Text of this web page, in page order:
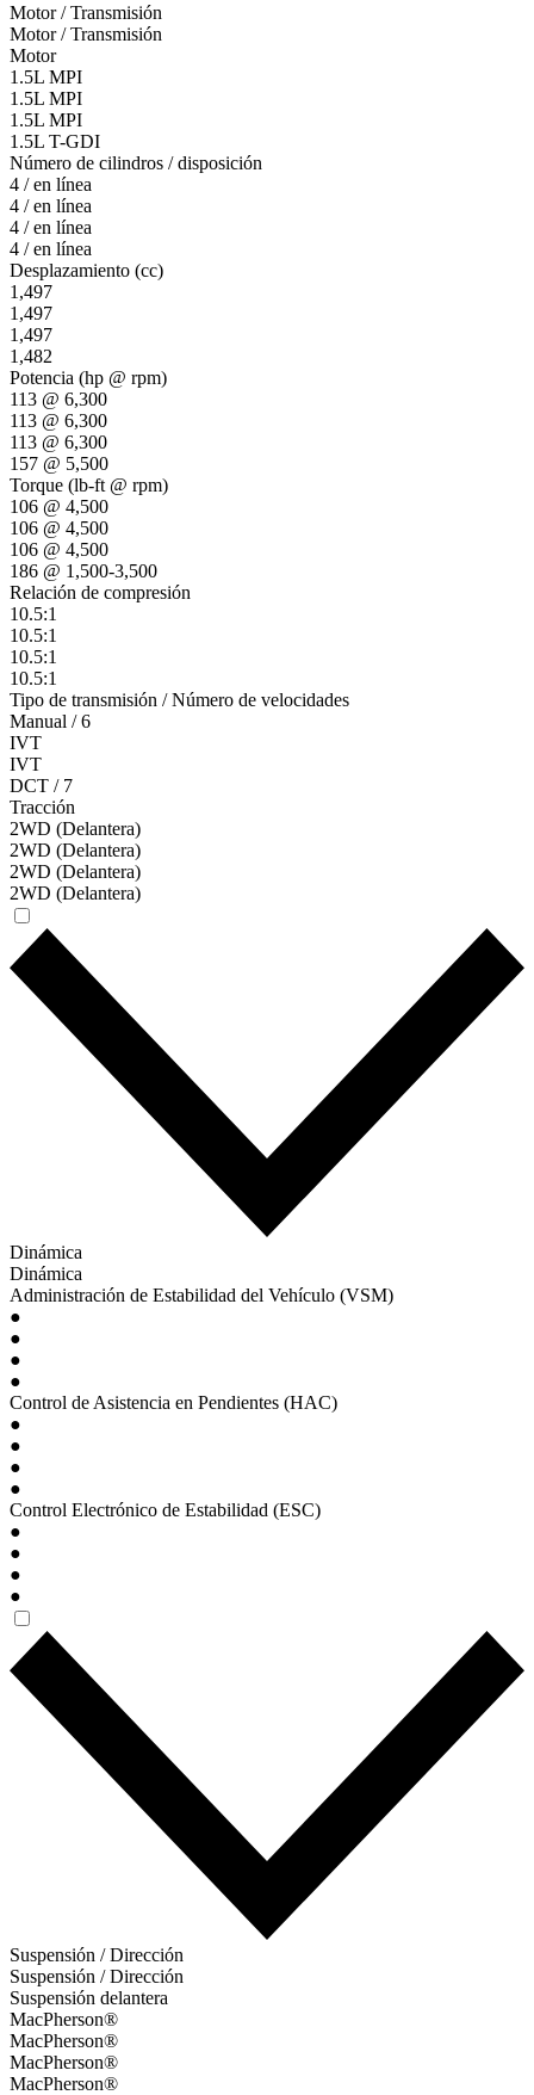
Motor / Transmisión
Motor / Transmisión
Motor
1.5L MPI
1.5L MPI
1.5L MPI
1.5L T-GDI
Número de cilindros / disposición
4 / en línea
4 / en línea
4 / en línea
4 / en línea
Desplazamiento (cc)
1,497
1,497
1,497
1,482
Potencia (hp @ rpm)
113 @ 6,300
113 @ 6,300
113 @ 6,300
157 @ 5,500
Torque (lb-ft @ rpm)
106 @ 4,500
106 @ 4,500
106 @ 4,500
186 @ 1,500-3,500
Relación de compresión
10.5:1
10.5:1
10.5:1
10.5:1
Tipo de transmisión / Número de velocidades
Manual / 6
IVT
IVT
DCT / 7
Tracción
2WD (Delantera)
2WD (Delantera)
2WD (Delantera)
2WD (Delantera)
Dinámica
Dinámica
Administración de Estabilidad del Vehículo (VSM)
●
●
●
●
Control de Asistencia en Pendientes (HAC)
●
●
●
●
Control Electrónico de Estabilidad (ESC)
●
●
●
●
Suspensión / Dirección
Suspensión / Dirección
Suspensión delantera
MacPherson®
MacPherson®
MacPherson®
MacPherson®